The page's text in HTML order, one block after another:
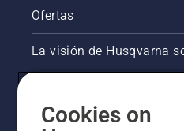
Ofertas
La visión de Husqvarna
Otros sitios de
Cookies on